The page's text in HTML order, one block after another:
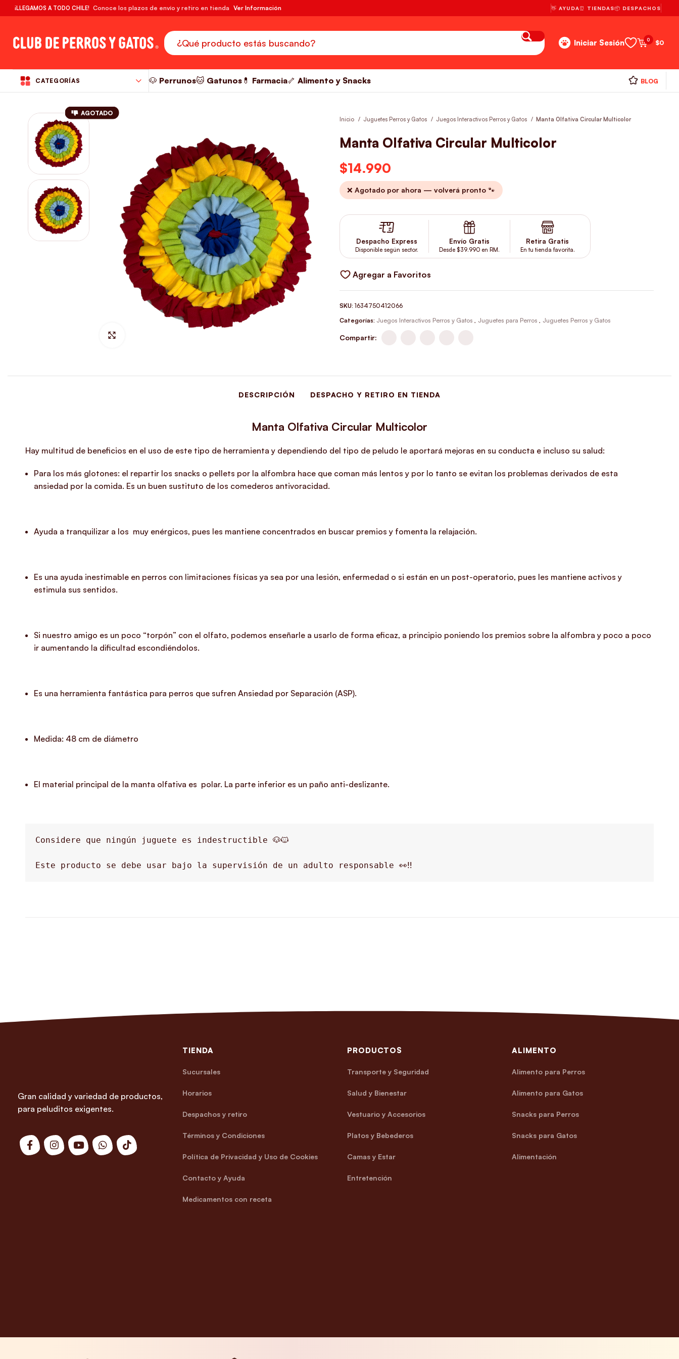
¡LLEGAMOS A TODO CHILE! Conoce los plazos de envío y retiro en tienda Ver Información 👋 AYUDA⏰ TIENDAS📦 DESPACHOS
Iniciar Sesión 0 $0
CATEGORÍAS 🐶 Perrunos🐱 Gatunos 💊 Farmacia🦴 Alimento y Snacks BLOG
AGOTADO
Inicio Juguetes Perros y Gatos Juegos Interactivos Perros y Gatos Manta Olfativa Circular Multicolor
Manta Olfativa Circular Multicolor
$14.990
❌ Agotado por ahora — volverá pronto 🐾
Despacho Express
Disponible según sector.
Envío Gratis
Desde $39.990 en RM.
Retira Gratis
En tu tienda favorita.
Agregar a Favoritos
SKU: 1634750412066
Categorías: Juegos Interactivos Perros y Gatos , Juguetes para Perros , Juguetes Perros y Gatos
Compartir:
DESCRIPCIÓN DESPACHO Y RETIRO EN TIENDA
Manta Olfativa Circular Multicolor
Hay multitud de beneficios en el uso de este tipo de herramienta y dependiendo del tipo de peludo le aportará mejoras en su conducta e incluso su salud:
Para los más glotones: el repartir los snacks o pellets por la alfombra hace que coman más lentos y por lo tanto se evitan los problemas derivados de esta
ansiedad por la comida. Es un buen sustituto de los comederos antivoracidad.
Ayuda a tranquilizar a los muy enérgicos, pues les mantiene concentrados en buscar premios y fomenta la relajación.
Es una ayuda inestimable en perros con limitaciones físicas ya sea por una lesión, enfermedad o si están en un post-operatorio, pues les mantiene activos y
estimula sus sentidos.
Si nuestro amigo es un poco “torpón” con el olfato, podemos enseñarle a usarlo de forma eficaz, a principio poniendo los premios sobre la alfombra y poco a poco
ir aumentando la dificultad escondiéndolos.
Es una herramienta fantástica para perros que sufren Ansiedad por Separación (ASP).
Medida: 48 cm de diámetro
El material principal de la manta olfativa es polar. La parte inferior es un paño anti-deslizante.
Considere que ningún juguete es indestructible 🐶🐱
Este producto se debe usar bajo la supervisión de un adulto responsable 👀‼️
Gran calidad y variedad de productos,
para peluditos exigentes.
TIENDA
Sucursales
Horarios
Despachos y retiro
Términos y Condiciones
Política de Privacidad y Uso de Cookies
Contacto y Ayuda
Medicamentos con receta
PRODUCTOS
Transporte y Seguridad
Salud y Bienestar
Vestuario y Accesorios
Platos y Bebederos
Camas y Estar
Entretención
ALIMENTO
Alimento para Perros
Alimento para Gatos
Snacks para Perros
Snacks para Gatos
Alimentación
RM